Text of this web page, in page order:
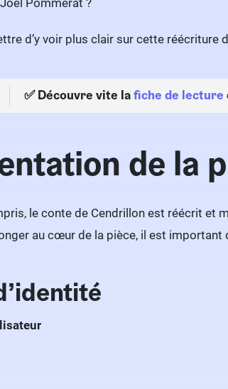
Pommerat ?
d’y voir plus clair sur cette réécriture
✅Découvre vite lafiche de lecture
de la
le conte de Cendrillon est réécrit et
au cœur de la pièce, il est important